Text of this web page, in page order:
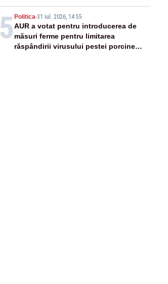
continue consolidarea stabilității
economice și financiare
5 Politica-31 iul. 2026, 14:55
AUR a votat pentru introducerea de
măsuri ferme pentru limitarea
răspândirii virusului pestei porcine